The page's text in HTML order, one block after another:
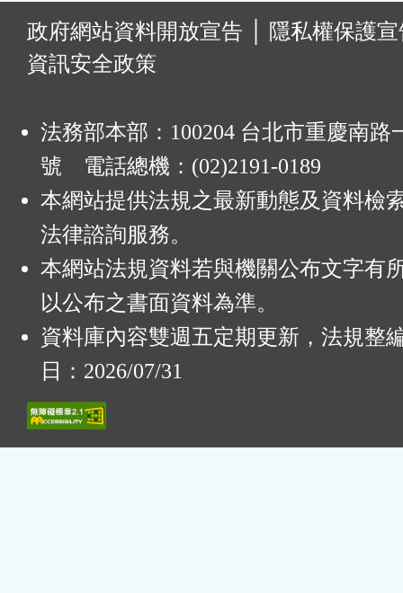
政府網站資料開放宣告
隱私權保護
資訊安全政策
法務部本部：100204 台北市重慶南路
號 電話總機：(02)2191-0189
本網站提供法規之最新動態及資料檢
法律諮詢服務。
本網站法規資料若與機關公布文字有
以公布之書面資料為準。
資料庫內容雙週五定期更新，法規整
日：2026/07/31